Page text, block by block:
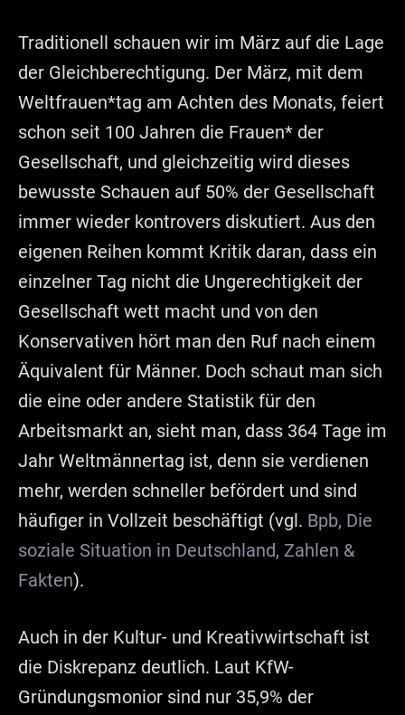
Traditionell schauen wir im März auf die Lage
der Gleichberechtigung. Der März, mit dem
Weltfrauen*tag am Achten des Monats, feiert
schon seit 100 Jahren die Frauen* der
Gesellschaft, und gleichzeitig wird dieses
bewusste Schauen auf 50% der Gesellschaft
immer wieder kontrovers diskutiert. Aus den
eigenen Reihen kommt Kritik daran, dass ein
einzelner Tag nicht die Ungerechtigkeit der
Gesellschaft wett macht und von den
Konservativen hört man den Ruf nach einem
Äquivalent für Männer. Doch schaut man sich
die eine oder andere Statistik für den
Arbeitsmarkt an, sieht man, dass 364 Tage im
Jahr Weltmännertag ist, denn sie verdienen
mehr, werden schneller befördert und sind
häufiger in Vollzeit beschäftigt (vgl. Bpb, Die
soziale Situation in Deutschland, Zahlen &
Fakten).
Auch in der Kultur- und Kreativwirtschaft ist
die Diskrepanz deutlich. Laut KfW-
Gründungsmonior sind nur 35,9% der